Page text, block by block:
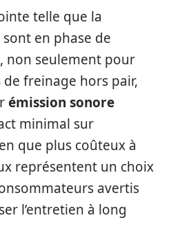
telle que la
en phase de
non seulement pour
freinage hors pair,
émission sonore
minimal sur
que plus coûteux à
représentent un choix
avertis
l’entretien à long